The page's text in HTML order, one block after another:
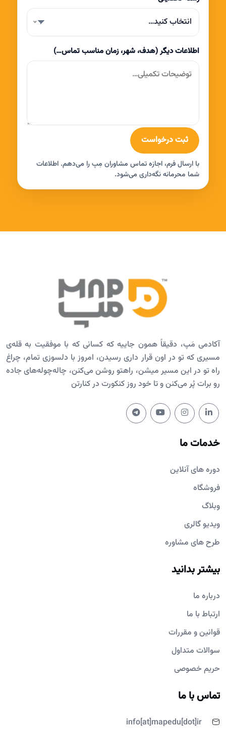
انتخاب کنید…
اطلاعات دیگر (هدف، شهر، زمان مناسب تماس…)
ثبت درخواست
با ارسال فرم، اجازه تماس مشاوران مِپ را می‌دهم. اطلاعات
شما محرمانه نگه‌داری می‌شود.
آکادمی مَپ، دقیقاً همون جاییه که کسانی که با موفقیت به قله‌ی
مسیری که تو در اون قرار داری رسیدن، امروز با دلسوزی تمام، چراغ
راه تو در این مسیر میشن، راهتو روشن می‌کنن، چاله‌چوله‌های جاده
رو برات پُر می‌کنن و تا خود روز کنکورت در کنارتن
خدمات ما
دوره های آنلاین
فروشگاه
وبلاگ
ویدیو گالری
طرح های مشاوره
بیشتر بدانید
درباره ما
ارتباط با ما
قوانین و مقررات
سوالات متداول
حریم خصوصی
تماس با ما
info[at]mapedu[dot]ir